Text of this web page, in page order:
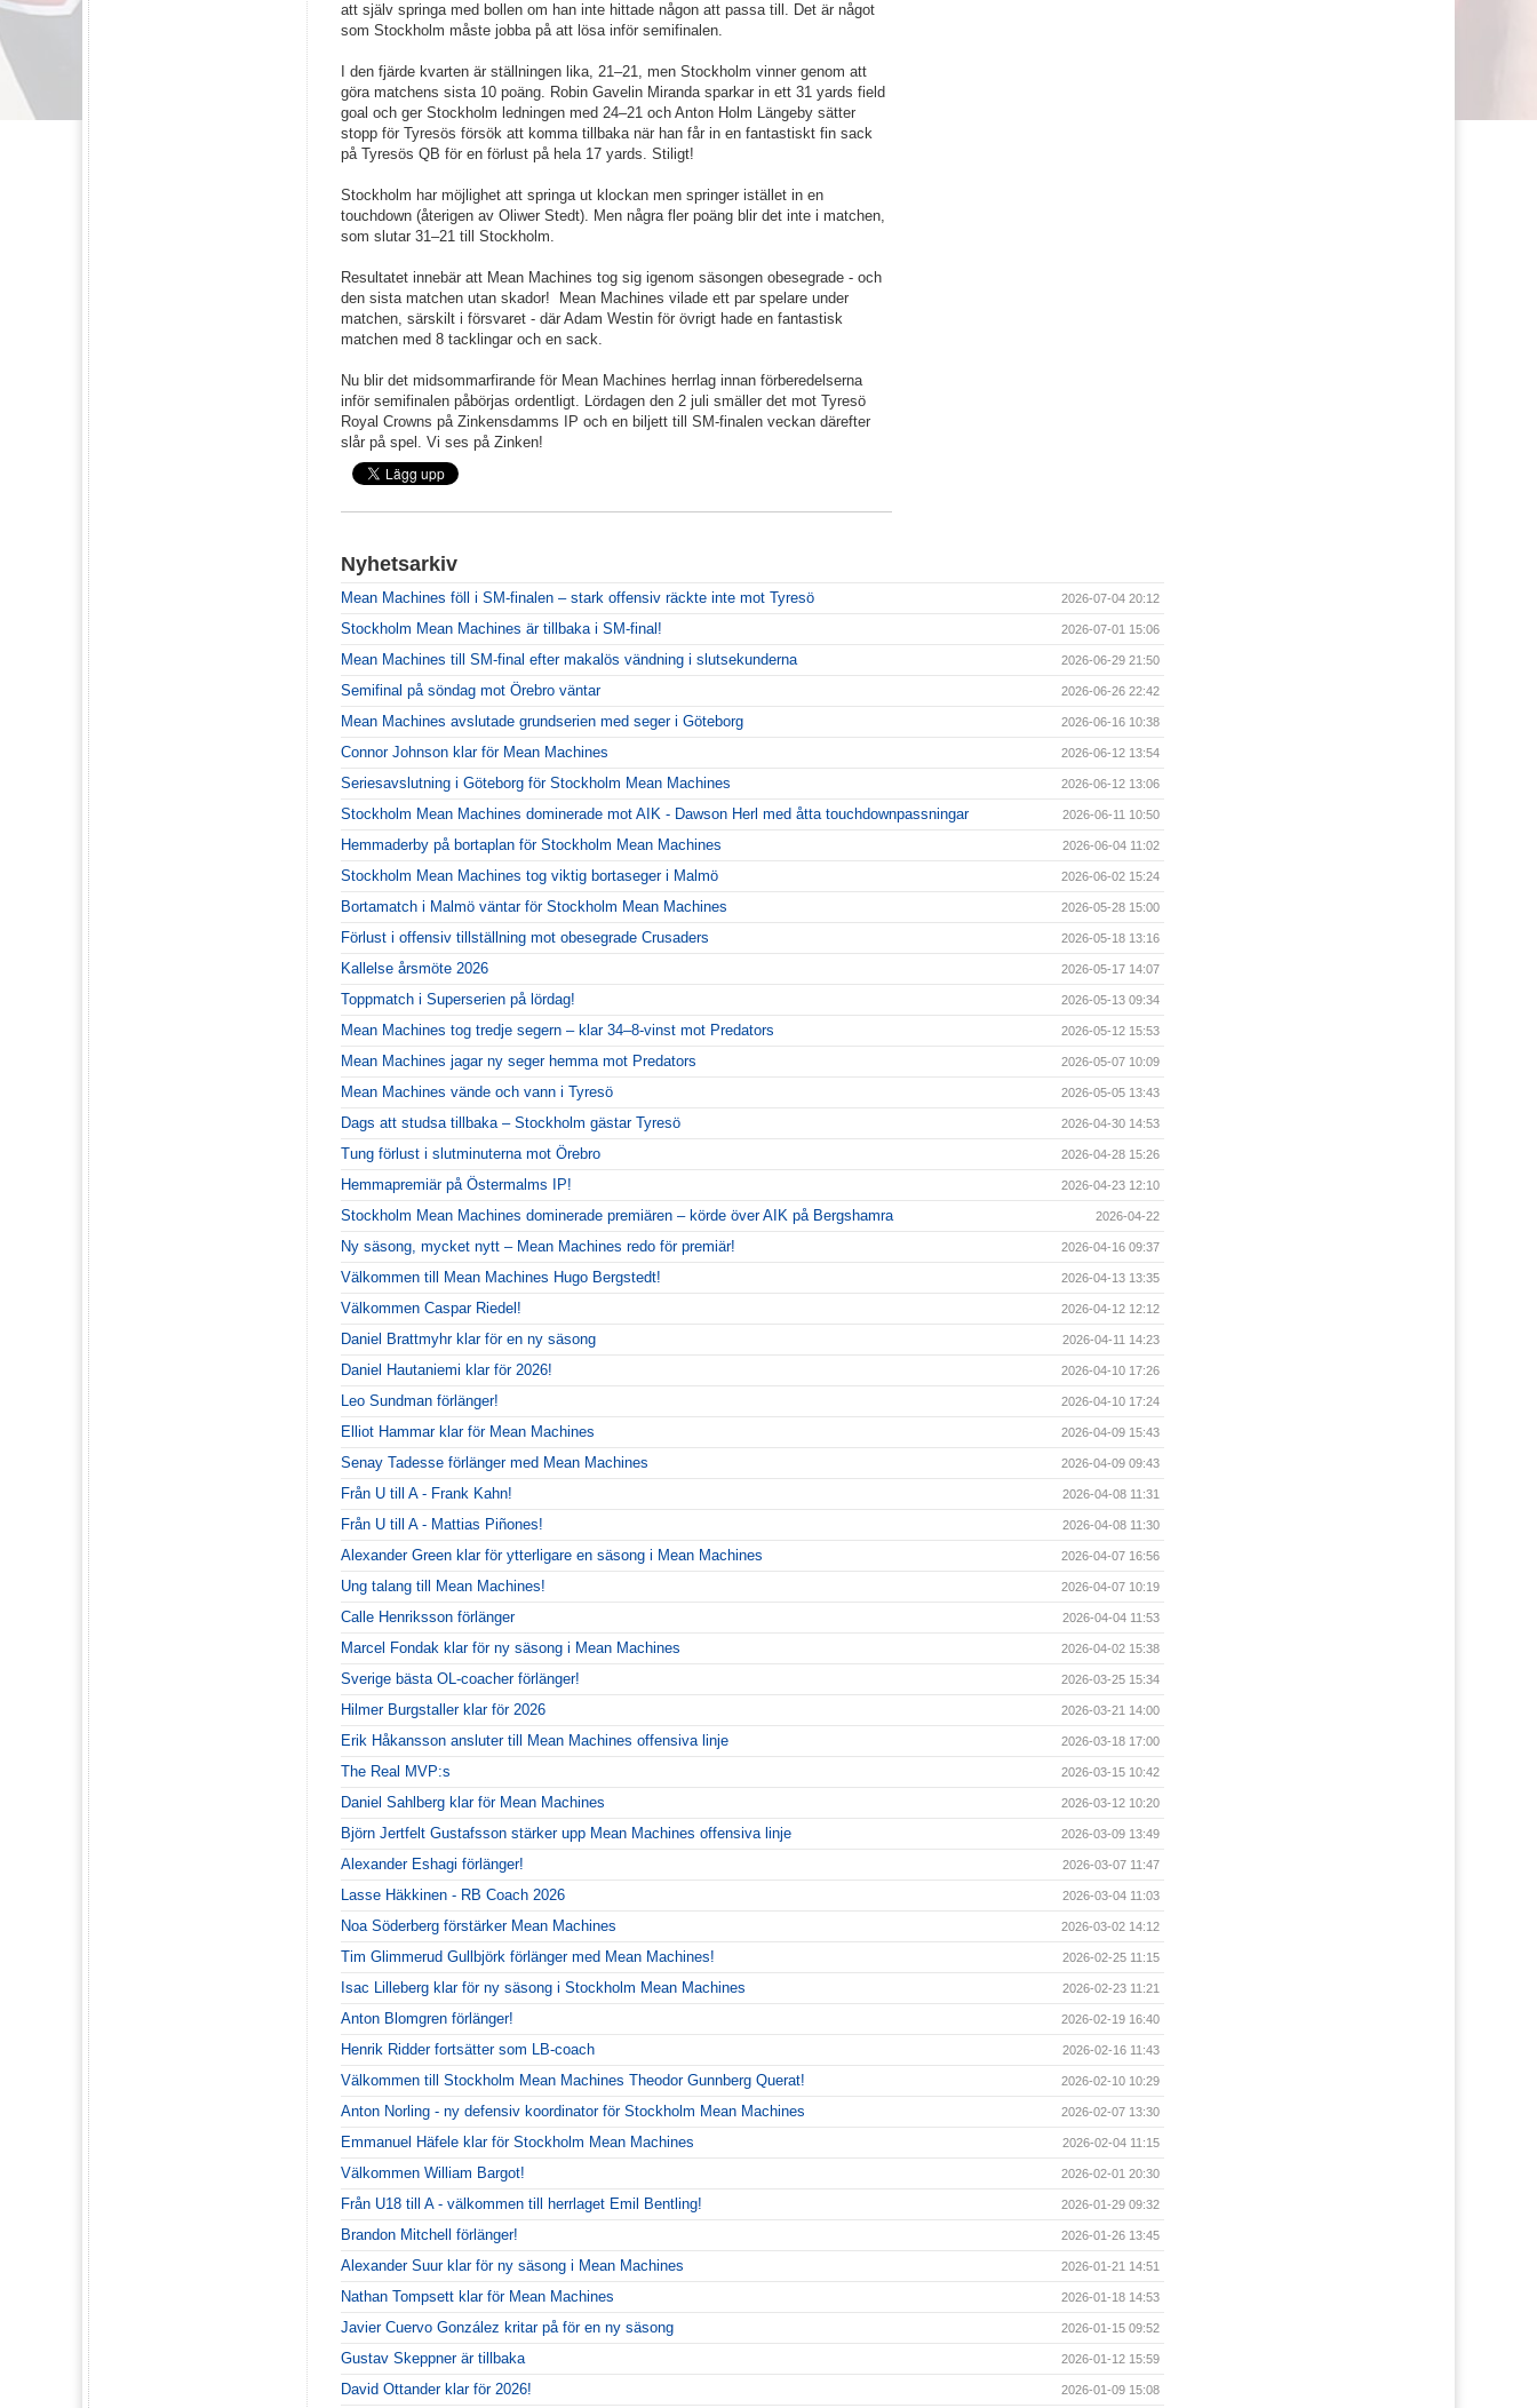
att själv springa med bollen om han inte hittade någon att passa till. Det är något
som Stockholm måste jobba på att lösa inför semifinalen.
I den fjärde kvarten är ställningen lika, 21–21, men Stockholm vinner genom att
göra matchens sista 10 poäng. Robin Gavelin Miranda sparkar in ett 31 yards field
goal och ger Stockholm ledningen med 24–21 och Anton Holm Längeby sätter
stopp för Tyresös försök att komma tillbaka när han får in en fantastiskt fin sack
på Tyresös QB för en förlust på hela 17 yards. Stiligt!
Stockholm har möjlighet att springa ut klockan men springer istället in en
touchdown (återigen av Oliwer Stedt). Men några fler poäng blir det inte i matchen,
som slutar 31–21 till Stockholm.
Resultatet innebär att Mean Machines tog sig igenom säsongen obesegrade - och
den sista matchen utan skador! Mean Machines vilade ett par spelare under
matchen, särskilt i försvaret - där Adam Westin för övrigt hade en fantastisk
matchen med 8 tacklingar och en sack.
Nu blir det midsommarfirande för Mean Machines herrlag innan förberedelserna
inför semifinalen påbörjas ordentligt. Lördagen den 2 juli smäller det mot Tyresö
Royal Crowns på Zinkensdamms IP och en biljett till SM-finalen veckan därefter
slår på spel. Vi ses på Zinken!
Nyhetsarkiv
Mean Machines föll i SM-finalen – stark offensiv räckte inte mot Tyresö 2026-07-04 20:12
Stockholm Mean Machines är tillbaka i SM-final! 2026-07-01 15:06
Mean Machines till SM-final efter makalös vändning i slutsekunderna 2026-06-29 21:50
Semifinal på söndag mot Örebro väntar 2026-06-26 22:42
Mean Machines avslutade grundserien med seger i Göteborg 2026-06-16 10:38
Connor Johnson klar för Mean Machines 2026-06-12 13:54
Seriesavslutning i Göteborg för Stockholm Mean Machines 2026-06-12 13:06
Stockholm Mean Machines dominerade mot AIK - Dawson Herl med åtta touchdownpassningar 2026-06-11 10:50
Hemmaderby på bortaplan för Stockholm Mean Machines 2026-06-04 11:02
Stockholm Mean Machines tog viktig bortaseger i Malmö 2026-06-02 15:24
Bortamatch i Malmö väntar för Stockholm Mean Machines 2026-05-28 15:00
Förlust i offensiv tillställning mot obesegrade Crusaders 2026-05-18 13:16
Kallelse årsmöte 2026 2026-05-17 14:07
Toppmatch i Superserien på lördag! 2026-05-13 09:34
Mean Machines tog tredje segern – klar 34–8-vinst mot Predators 2026-05-12 15:53
Mean Machines jagar ny seger hemma mot Predators 2026-05-07 10:09
Mean Machines vände och vann i Tyresö 2026-05-05 13:43
Dags att studsa tillbaka – Stockholm gästar Tyresö 2026-04-30 14:53
Tung förlust i slutminuterna mot Örebro 2026-04-28 15:26
Hemmapremiär på Östermalms IP! 2026-04-23 12:10
Stockholm Mean Machines dominerade premiären – körde över AIK på Bergshamra 2026-04-22
Ny säsong, mycket nytt – Mean Machines redo för premiär! 2026-04-16 09:37
Välkommen till Mean Machines Hugo Bergstedt! 2026-04-13 13:35
Välkommen Caspar Riedel! 2026-04-12 12:12
Daniel Brattmyhr klar för en ny säsong 2026-04-11 14:23
Daniel Hautaniemi klar för 2026! 2026-04-10 17:26
Leo Sundman förlänger! 2026-04-10 17:24
Elliot Hammar klar för Mean Machines 2026-04-09 15:43
Senay Tadesse förlänger med Mean Machines 2026-04-09 09:43
Från U till A - Frank Kahn! 2026-04-08 11:31
Från U till A - Mattias Piñones! 2026-04-08 11:30
Alexander Green klar för ytterligare en säsong i Mean Machines 2026-04-07 16:56
Ung talang till Mean Machines! 2026-04-07 10:19
Calle Henriksson förlänger 2026-04-04 11:53
Marcel Fondak klar för ny säsong i Mean Machines 2026-04-02 15:38
Sverige bästa OL-coacher förlänger! 2026-03-25 15:34
Hilmer Burgstaller klar för 2026 2026-03-21 14:00
Erik Håkansson ansluter till Mean Machines offensiva linje 2026-03-18 17:00
The Real MVP:s 2026-03-15 10:42
Daniel Sahlberg klar för Mean Machines 2026-03-12 10:20
Björn Jertfelt Gustafsson stärker upp Mean Machines offensiva linje 2026-03-09 13:49
Alexander Eshagi förlänger! 2026-03-07 11:47
Lasse Häkkinen - RB Coach 2026 2026-03-04 11:03
Noa Söderberg förstärker Mean Machines 2026-03-02 14:12
Tim Glimmerud Gullbjörk förlänger med Mean Machines! 2026-02-25 11:15
Isac Lilleberg klar för ny säsong i Stockholm Mean Machines 2026-02-23 11:21
Anton Blomgren förlänger! 2026-02-19 16:40
Henrik Ridder fortsätter som LB-coach 2026-02-16 11:43
Välkommen till Stockholm Mean Machines Theodor Gunnberg Querat! 2026-02-10 10:29
Anton Norling - ny defensiv koordinator för Stockholm Mean Machines 2026-02-07 13:30
Emmanuel Häfele klar för Stockholm Mean Machines 2026-02-04 11:15
Välkommen William Bargot! 2026-02-01 20:30
Från U18 till A - välkommen till herrlaget Emil Bentling! 2026-01-29 09:32
Brandon Mitchell förlänger! 2026-01-26 13:45
Alexander Suur klar för ny säsong i Mean Machines 2026-01-21 14:51
Nathan Tompsett klar för Mean Machines 2026-01-18 14:53
Javier Cuervo González kritar på för en ny säsong 2026-01-15 09:52
Gustav Skeppner är tillbaka 2026-01-12 15:59
David Ottander klar för 2026! 2026-01-09 15:08